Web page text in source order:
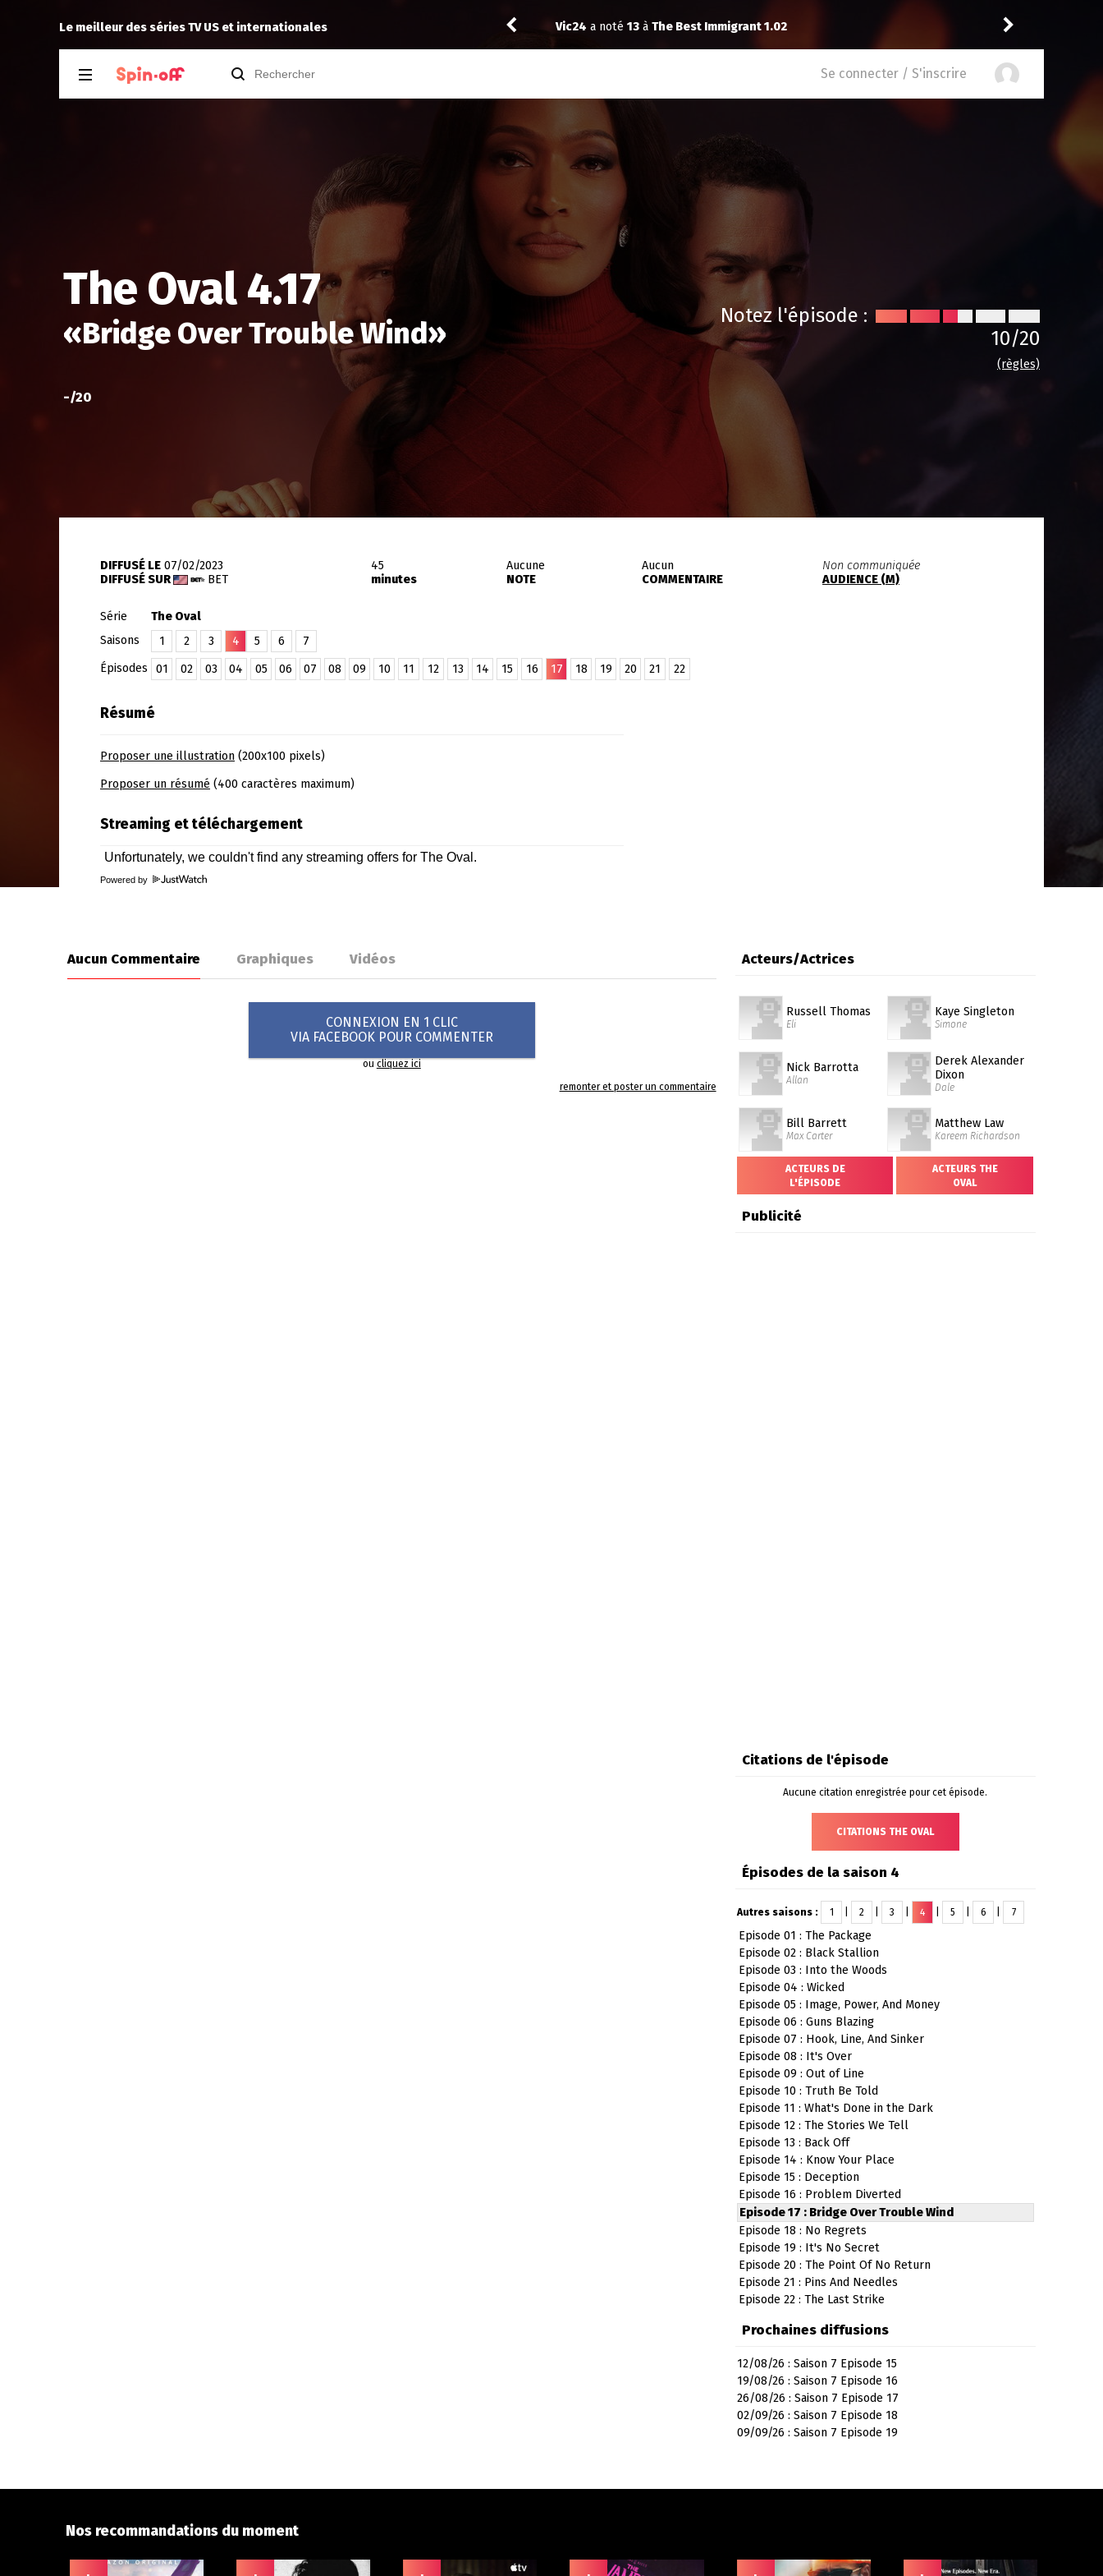
Le meilleur des séries TV US et internationales
Vic24a noté13 crazybenjia noté11àDaredevil: Born Again 1.07
Se connecter / S'inscrire
The Oval 4.17
«Bridge Over Trouble Wind»
-/20
Notez l'épisode :
10/20
(règles)
DIFFUSÉ LE 07/02/2023
DIFFUSÉ SUR
BET
45
minutes
Aucune
NOTE
Aucun
COMMENTAIRE
Non communiquée
AUDIENCE (M)
Série
The Oval
Saisons
1 2 3 4 5 6
7
Épisodes
01 02 03 04 05 06 07 08 09 10 11 12 13 14 15 16 17 18 19 20 21 22
Résumé
Proposer une illustration (200x100 pixels)
Proposer un résumé (400 caractères maximum)
Streaming et téléchargement
Powered by
Aucun Commentaire Graphiques Vidéos
CONNEXION EN 1 CLIC
VIA FACEBOOK POUR COMMENTER
oucliquez ici
remonter et poster un commentaire
Acteurs/Actrices
Russell Thomas
Eli
Kaye Singleton
Simone
Nick Barrotta
Allan
Derek Alexander
Dixon
Dale
Bill Barrett
Max Carter
Matthew Law
Kareem Richardson
ACTEURS DE
L'ÉPISODE
ACTEURS THE
OVAL
Publicité
Citations de l'épisode
Aucune citation enregistrée pour cet épisode.
CITATIONS THE OVAL
Épisodes de la saison 4
Autres saisons : 1 2 3 4 5 6 7
Episode 01 : The Package
Episode 02 : Black Stallion
Episode 03 : Into the Woods
Episode 04 : Wicked
Episode 05 : Image, Power, And Money
Episode 06 : Guns Blazing
Episode 07 : Hook, Line, And Sinker
Episode 08 : It's Over
Episode 09 : Out of Line
Episode 10 : Truth Be Told
Episode 11 : What's Done in the Dark
Episode 12 : The Stories We Tell
Episode 13 : Back Off
Episode 14 : Know Your Place
Episode 15 : Deception
Episode 16 : Problem Diverted
Episode 17 : Bridge Over Trouble Wind
Episode 18 : No Regrets
Episode 19 : It's No Secret
Episode 20 : The Point Of No Return
Episode 21 : Pins And Needles
Episode 22 : The Last Strike
Prochaines diffusions
12/08/26 : Saison 7 Episode 15
19/08/26 : Saison 7 Episode 16
26/08/26 : Saison 7 Episode 17
02/09/26 : Saison 7 Episode 18
09/09/26 : Saison 7 Episode 19
Nos recommandations du moment